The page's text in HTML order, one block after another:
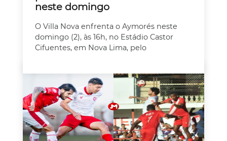
neste domingo
O Villa Nova enfrenta o Aymorés neste
domingo (2), às 16h, no Estádio Castor
Cifuentes, em Nova Lima, pelo